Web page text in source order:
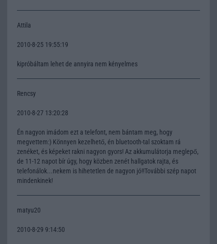
Attila
2010-8-25 19:55:19
kipróbáltam lehet de annyira nem kényelmes
Rencsy
2010-8-27 13:20:28
Én nagyon imádom ezt a telefont, nem bántam meg, hogy
megvettem:) Könnyen kezelhető, én bluetooth-tal szoktam rá
zenéket, és képeket rakni nagyon gyors! Az akkumulátorja meglepő,
de 11-12 napot bír úgy, hogy közben zenét hallgatok rajta, és
telefonálok...nekem is hihetetlen de nagyon jó!!További szép napot
mindenkinek!
matyu20
2010-8-29 9:14:50